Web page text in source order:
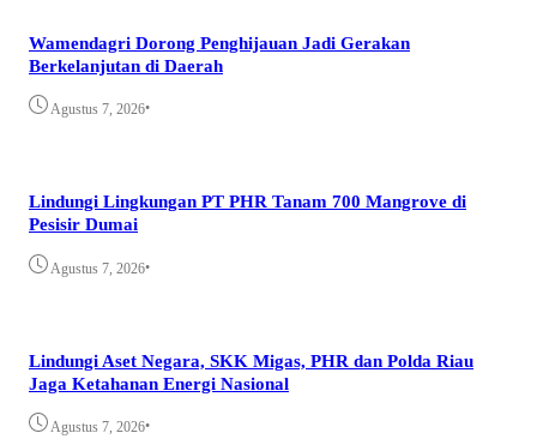
Wamendagri Dorong Penghijauan Jadi Gerakan
Berkelanjutan di Daerah
Agustus 7, 2026•
Lindungi Lingkungan PT PHR Tanam 700 Mangrove di
Pesisir Dumai
Agustus 7, 2026•
Lindungi Aset Negara, SKK Migas, PHR dan Polda Riau
Jaga Ketahanan Energi Nasional
Agustus 7, 2026•